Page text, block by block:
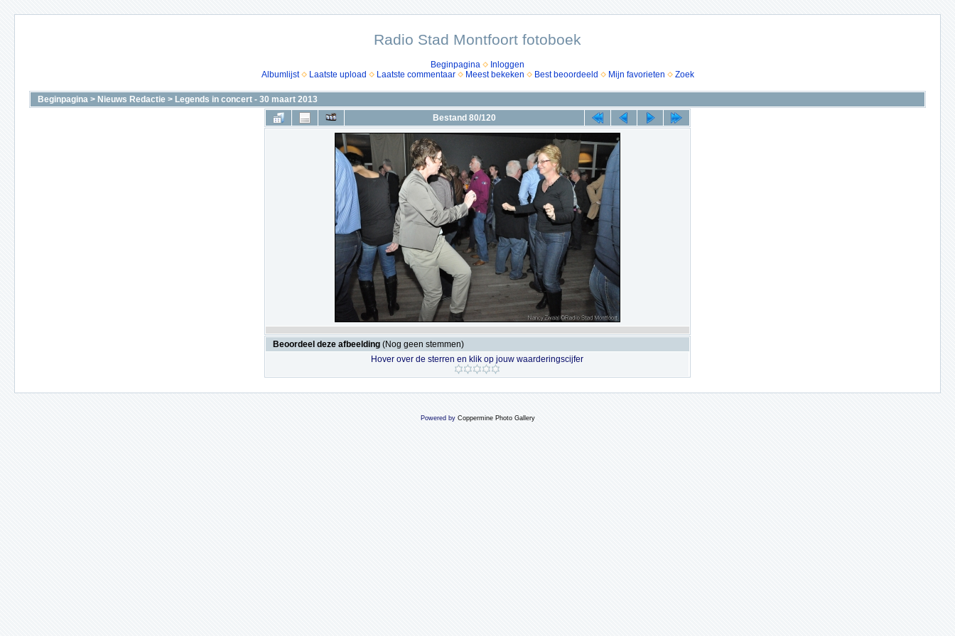
Radio Stad Montfoort fotoboek
Beginpagina
Inloggen
Albumlijst
Laatste upload Laatste commentaar Meest bekeken Best beoordeeld Mijn favorieten Zoek
Beginpagina > Nieuws Redactie > Legends in concert - 30 maart 2013
Bestand 80/120
Beoordeel deze afbeelding (Nog geen stemmen)
Hover over de sterren en klik op jouw waarderingscijfer
Powered by Coppermine Photo Gallery